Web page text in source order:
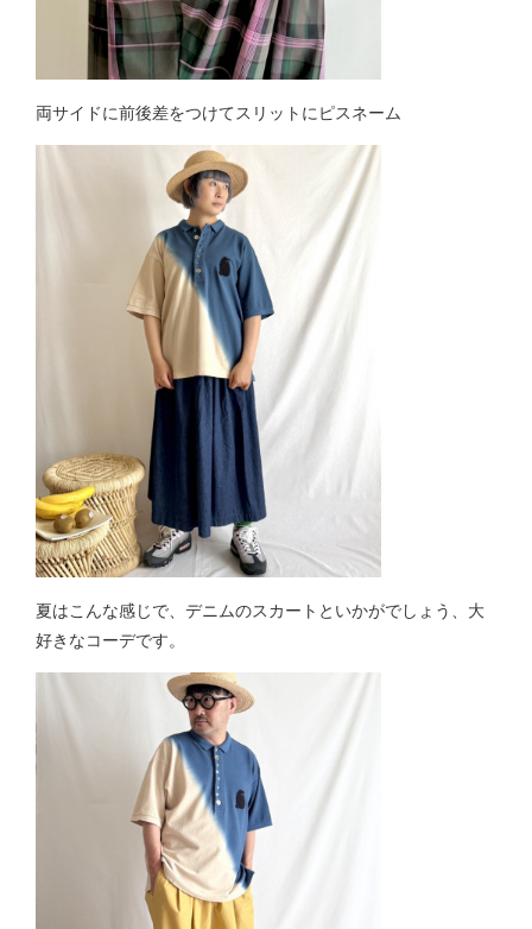
両サイドに前後差をつけてスリットにピスネーム
夏はこんな感じで、デニムのスカートといかがでしょう、大
好きなコーデです。